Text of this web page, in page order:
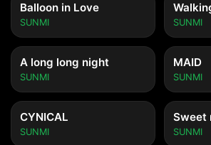
Balloon in Love
SUNMI SUNMI
A long long night
SUNMI
MAID
SUNMI
CYNICAL
SUNMI
Sweet
SUNMI